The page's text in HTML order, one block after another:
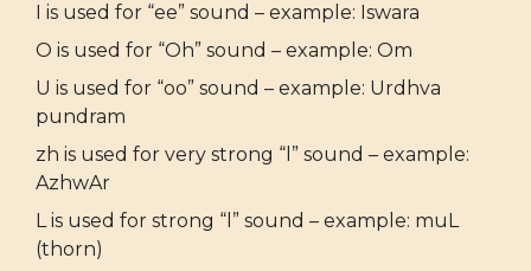
I is used for “ee” sound – example: Iswara
O is used for “Oh” sound – example: Om
U is used for “oo” sound – example: Urdhva
pundram
zh is used for very strong “l” sound – example:
AzhwAr
L is used for strong “l” sound – example: muL
(thorn)